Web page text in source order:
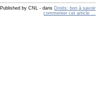
Published by CNL- dans Droits: bon à savoir
commenter cet article